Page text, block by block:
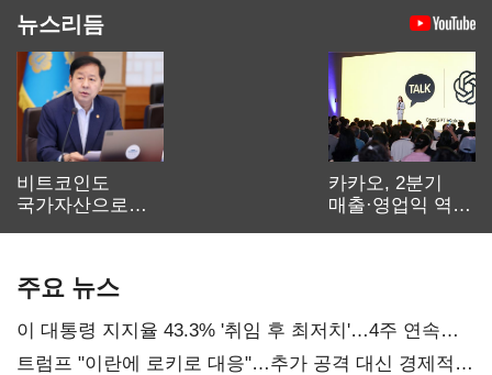
뉴스리듬
비트코인도
국가자산으로…'
카카오, 2분기
매출·영업익 역대
주요 뉴스
이 대통령 지지율 43.3% '취임 후 최저치'…4주 연속
'하락'
트럼프 "이란에 로키로 대응"…추가 공격 대신 경제적